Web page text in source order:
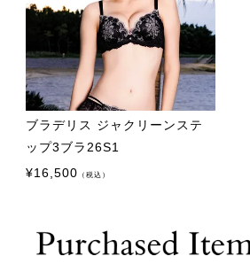
ブラデリス ジャクリーンステ
ップ3ブラ26S1
¥16,500 （税込）